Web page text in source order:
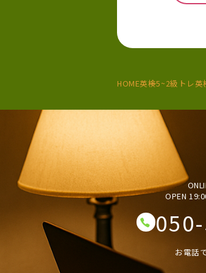
HOME英検5~2級トレ英
OPEN
お電話